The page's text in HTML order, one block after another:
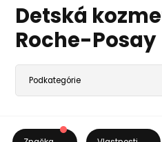
Detská
Roche-Posay